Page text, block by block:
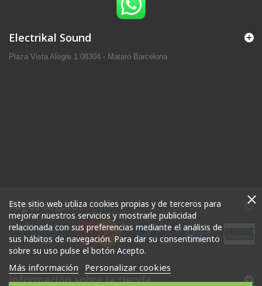
Electrikal Sound
Plaza Vista Alegre 1 08304 - Mataró Barcelona
Pagos seguros
Información sobre la tienda
Este sitio web utiliza cookies propias y de terceros para
mejorar nuestros servicios y mostrarle publicidad
relacionada con sus preferencias mediante el análisis de
sus hábitos de navegación. Para dar su consentimiento
sobre su uso pulse el botón Acepto.
Más información Personalizar cookies